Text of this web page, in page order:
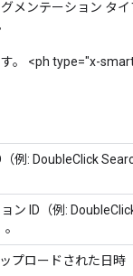
メンテーション タ
。 <ph type="x-
例: DoubleClick
ン ID（例:
プロードされた日時